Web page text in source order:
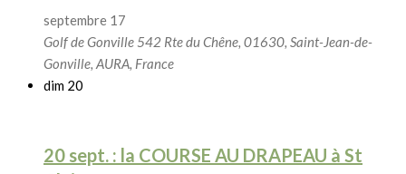
septembre 17
Golf de Gonville542 Rte du Chêne, 01630, Saint-Jean-de-
Gonville, AURA, France
dim 20
20 sept. : la COURSE AU DRAPEAU à St